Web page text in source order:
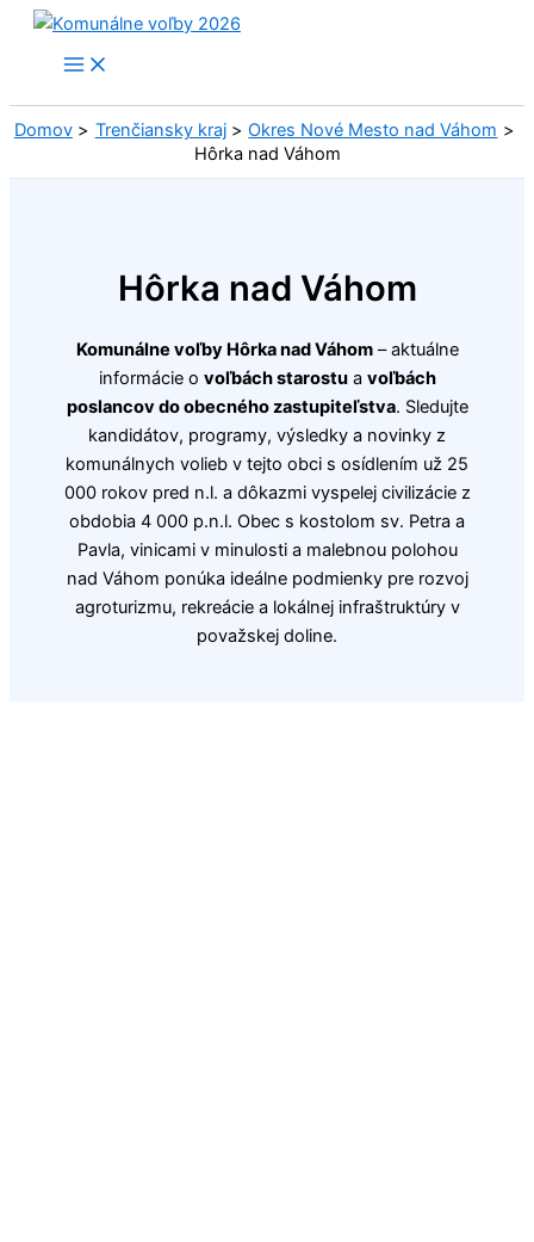
Preskočiť
Domov Trenčiansky kraj
Okres Nové Mesto nad Váhom
Hôrka nad Váhom
Hôrka nad Váhom
Komunálne voľby Hôrka nad Váhom– aktuálne
informácie o voľbách starostua voľbách
poslancov do obecného zastupiteľstva. Sledujte
kandidátov, programy, výsledky a novinky z
komunálnych volieb v tejto obci s osídlením už 25
000 rokov pred n.l. a dôkazmi vyspelej civilizácie z
obdobia 4 000 p.n.l. Obec s kostolom sv. Petra a
Pavla, vinicami v minulosti a malebnou polohou
nad Váhom ponúka ideálne podmienky pre rozvoj
agroturizmu, rekreácie a lokálnej infraštruktúry v
považskej doline.